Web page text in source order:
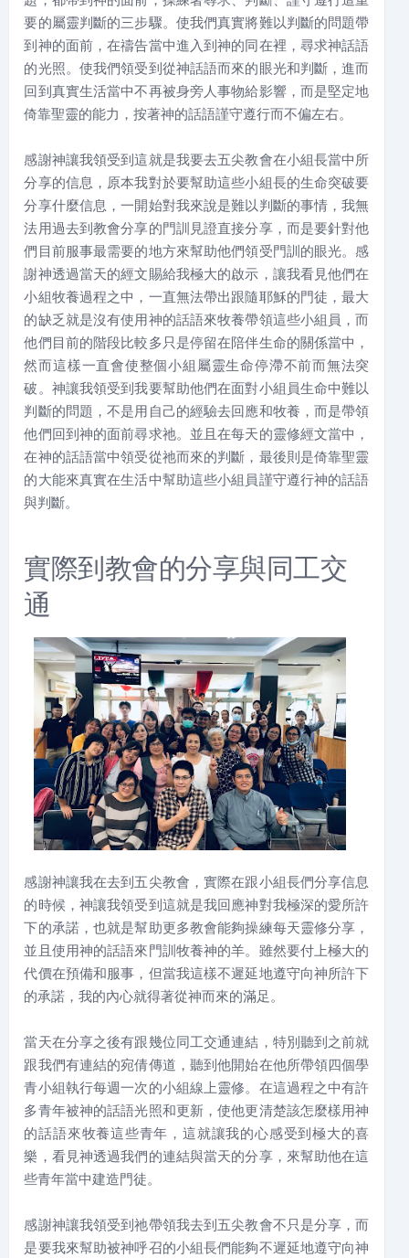
要的屬靈判斷的三步驟。使我們真實將難以判斷的問題帶
到神的面前，在禱告當中進入到神的同在裡，尋求神話語
的光照。使我們領受到從神話語而來的眼光和判斷，進而
回到真實生活當中不再被身旁人事物給影響，而是堅定地
倚靠聖靈的能力，按著神的話語謹守遵行而不偏左右。
感謝神讓我領受到這就是我要去五尖教會在小組長當中所
分享的信息，原本我對於要幫助這些小組長的生命突破要
分享什麼信息，一開始對我來說是難以判斷的事情，我無
法用過去到教會分享的門訓見證直接分享，而是要針對他
們目前服事最需要的地方來幫助他們領受門訓的眼光。感
謝神透過當天的經文賜給我極大的啟示，讓我看見他們在
小組牧養過程之中，一直無法帶出跟隨耶穌的門徒，最大
的缺乏就是沒有使用神的話語來牧養帶領這些小組員，而
他們目前的階段比較多只是停留在陪伴生命的關係當中，
然而這樣一直會使整個小組屬靈生命停滯不前而無法突
破。神讓我領受到我要幫助他們在面對小組員生命中難以
判斷的問題，不是用自己的經驗去回應和牧養，而是帶領
他們回到神的面前尋求祂。並且在每天的靈修經文當中，
在神的話語當中領受從祂而來的判斷，最後則是倚靠聖靈
的大能來真實在生活中幫助這些小組員謹守遵行神的話語
與判斷。
實際到教會的分享與同工交
通
感謝神讓我在去到五尖教會，實際在跟小組長們分享信息
的時候，神讓我領受到這就是我回應神對我極深的愛所許
下的承諾，也就是幫助更多教會能夠操練每天靈修分享，
並且使用神的話語來門訓牧養神的羊。雖然要付上極大的
代價在預備和服事，但當我這樣不遲延地遵守向神所許下
的承諾，我的內心就得著從神而來的滿足。
當天在分享之後有跟幾位同工交通連結，特別聽到之前就
跟我們有連結的宛倩傳道，聽到他開始在他所帶領四個學
青小組執行每週一次的小組線上靈修。在這過程之中有許
多青年被神的話語光照和更新，使他更清楚該怎麼樣用神
的話語來牧養這些青年，這就讓我的心感受到極大的喜
樂，看見神透過我們的連結與當天的分享，來幫助他在這
些青年當中建造門徒。
感謝神讓我領受到祂帶領我去到五尖教會不只是分享，而
是要我來幫助被神呼召的小組長們能夠不遲延地遵守向神